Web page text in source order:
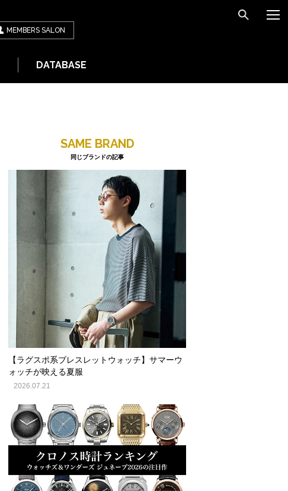
MEMBERS SALON
DATABASE
SAME BRAND
同じブランドの記事
【ラグスポ系ブレスレットウォッチ】サマーウ
ォッチが映える夏服
2026.07.21